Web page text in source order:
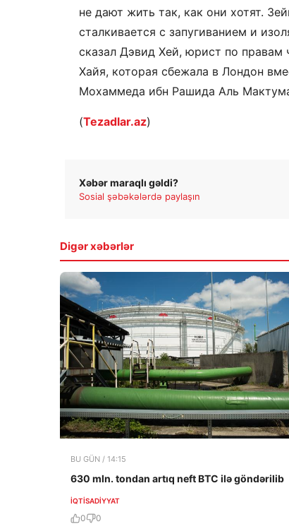
не дают жить так, как они хотят.
сталкивается с запугиванием и
сказал Дэвид Хей, юрист по правам
Хайя, которая сбежала в Лондон
Мохаммеда ибн Рашида Аль
(Tezadlar.az)
Xəbər maraqlı gəldi?
Sosial şəbəkələrdə paylaşın
Digər xəbərlər
BU GÜN / 14:15
630 mln. tondan artıq neft BTC ilə göndərilib
İQTISADIYYAT
0 0